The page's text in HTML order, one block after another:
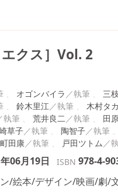
クス］Vol. 2
オゴンバイラ 三
鈴木里江 木村タ
荒井良二 田
草子
陶智子
町田康
戸田ツトム
06月19日 ISBN 978-4-
/絵本/デザイン/映画/劇/